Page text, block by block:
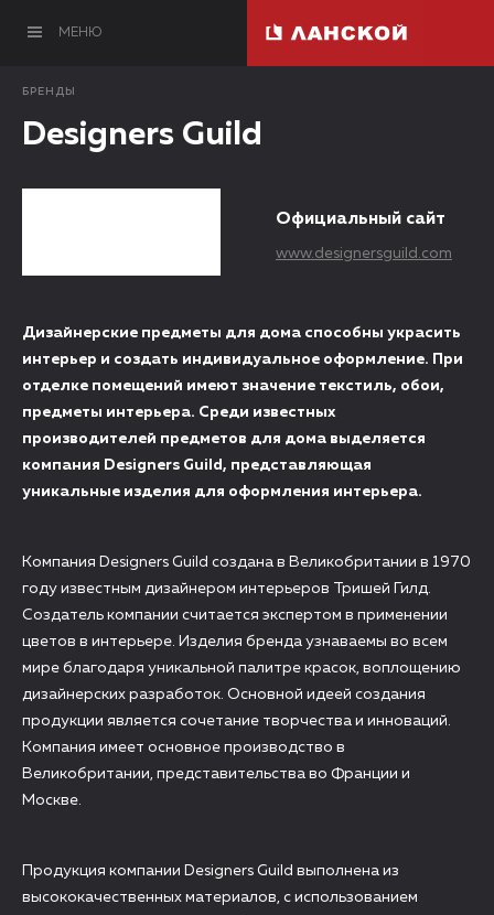
МЕНЮ
БРЕНДЫ
Designers Guild
Официальный сайт
www.designersguild.com
Дизайнерские предметы для дома способны украсить
интерьер и создать индивидуальное оформление. При
отделке помещений имеют значение текстиль, обои,
предметы интерьера. Среди известных
производителей предметов для дома выделяется
компания Designers Guild, представляющая
уникальные изделия для оформления интерьера.
Компания Designers Guild создана в Великобритании в 1970
году известным дизайнером интерьеров Тришей Гилд.
Создатель компании считается экспертом в применении
цветов в интерьере. Изделия бренда узнаваемы во всем
мире благодаря уникальной палитре красок, воплощению
дизайнерских разработок. Основной идеей создания
продукции является сочетание творчества и инноваций.
Компания имеет основное производство в
Великобритании, представительства во Франции и
Москве.
Продукция компании Designers Guild выполнена из
высококачественных материалов, с использованием